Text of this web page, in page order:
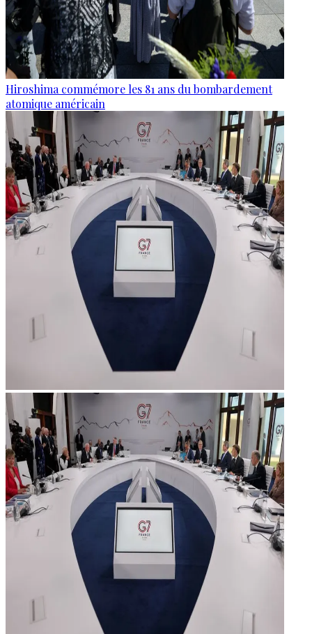
Hiroshima commémore les 81 ans du bombardement
atomique américain